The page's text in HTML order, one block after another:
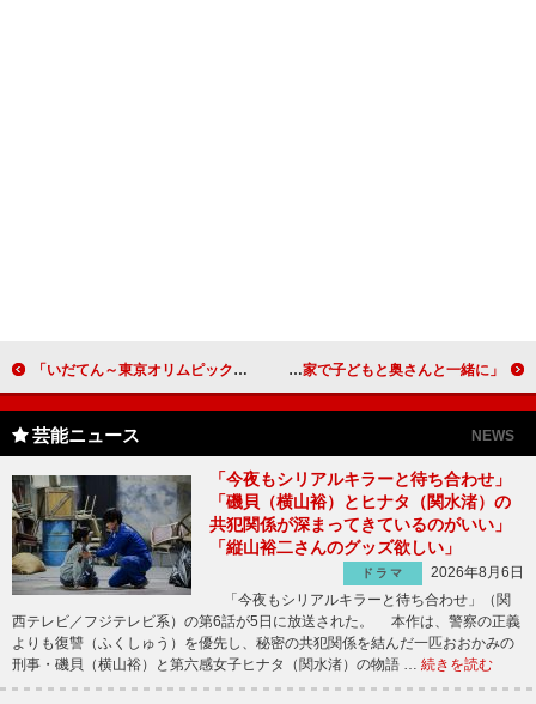
「いだてん～東京オリムピック噺（ばなし）～」に杉咲花が再登場 「大好きな現場にまだまだいられる！」 香取慎吾、クリスマスケーキをプロデュース 今年のクリスマスは「家で子どもと奥さんと一緒に」
芸能ニュース NEWS
「今夜もシリアルキラーと待ち合わせ」
「磯貝（横山裕）とヒナタ（関水渚）の
共犯関係が深まってきているのがいい」
「縦山裕二さんのグッズ欲しい」
ドラマ
2026年8月6日
「今夜もシリアルキラーと待ち合わせ」（関
西テレビ／フジテレビ系）の第6話が5日に放送された。 本作は、警察の正義
よりも復讐（ふくしゅう）を優先し、秘密の共犯関係を結んだ一匹おおかみの
刑事・磯貝（横山裕）と第六感女子ヒナタ（関水渚）の物語 … 続きを読む